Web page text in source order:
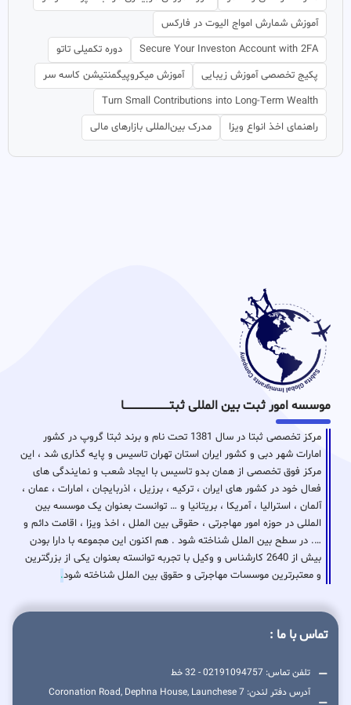
آموزش شمارش امواج الیوت در فارکس
Secure Your Investon Account with 2FA
دوره تکمیلی تاتو
پکیج تخصصی آموزش زیبایی
آموزش میکروپیگمنتیشن کاسه سر
Turn Small Contributions into Long-Term Wealth
راهنمای اخذ انواع ویزا
مدرک بین‌المللی بازارهای مالی
موسسه امور ثبت بین المللی ثبتـــــــــــــــــــــــــــــا
مرکز تخصصی ثبتا در سال 1381 تحت نام و برند ثبتا گروپ در کشور
امارات شهر دبی و کشور ایران استان تهران تاسیس و پایه گذاری شد ، این
مرکز فوق تخصصی از همان بدو تاسیس با ایجاد شعب و نمایندگی های
فعال خود در کشور های ایران ، ترکیه ، برزیل ، اذربایجان ، امارات ، عمان ،
آلمان ، استرالیا ، آمریکا ، بریتانیا و … توانست بعنوان یک موسسه بین
المللی در حوزه امور مهاجرتی ، حقوقی بین الملل ، اخذ ویزا ، اقامت دائم و
…. در سطح بین الملل شناخته شود . هم اکنون این مجموعه با دارا بودن
بیش از 2640 کارشناس و وکیل با تجربه توانسته بعنوان یکی از بزرگترین
و معتبرترین موسسات مهاجرتی و حقوق بین الملل شناخته شود.
تماس با ما :
تلفن تماس: 02191094757 - 32 خط
آدرس دفتر لندن: 7 Coronation Road, Dephna House, Launchese